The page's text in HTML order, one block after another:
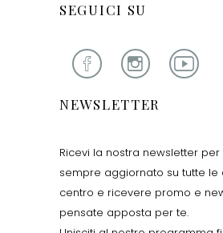
SEGUICI SU
NEWSLETTER
Ricevi la nostra newsletter
sempre aggiornato su tutte le
centro e ricevere promo e
pensate apposta per te.